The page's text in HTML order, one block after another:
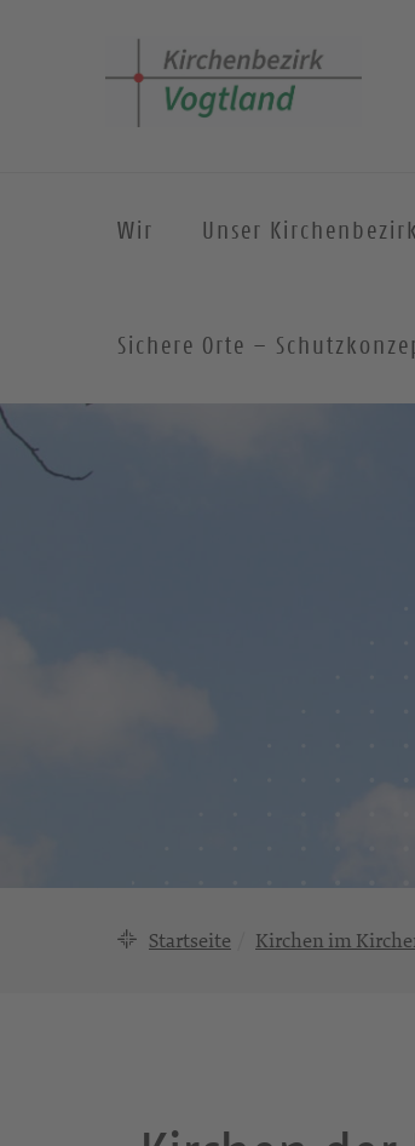
Wir Unser Kirchenbezirk
Sichere Orte –
Startseite Kirchen im